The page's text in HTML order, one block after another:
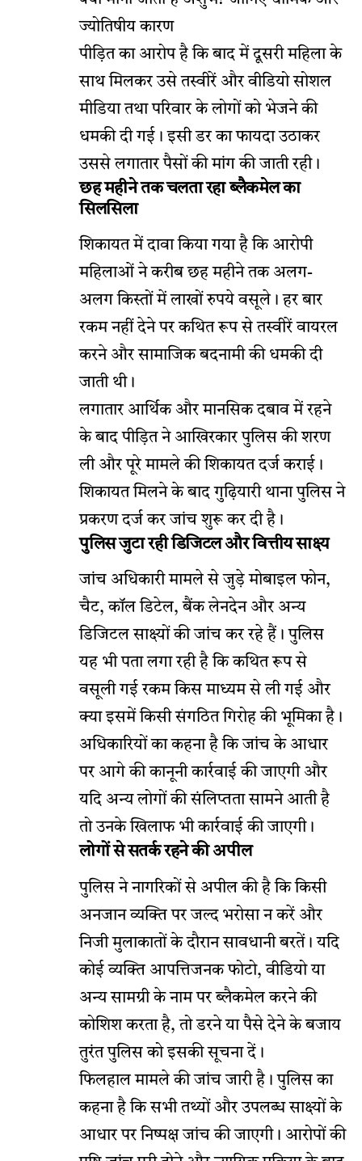
ज्योतिषीय कारण
पीड़ित का आरोप है कि बाद में दूसरी महिला के
साथ मिलकर उसे तस्वीरें और वीडियो सोशल
मीडिया तथा परिवार के लोगों को भेजने की
धमकी दी गई। इसी डर का फायदा उठाकर
उससे लगातार पैसों की मांग की जाती रही।
छह महीने तक चलता रहा ब्लैकमेल का
सिलसिला
शिकायत में दावा किया गया है कि आरोपी
महिलाओं ने करीब छह महीने तक अलग-
अलग किस्तों में लाखों रुपये वसूले। हर बार
रकम नहीं देने पर कथित रूप से तस्वीरें वायरल
करने और सामाजिक बदनामी की धमकी दी
जाती थी।
लगातार आर्थिक और मानसिक दबाव में रहने
के बाद पीड़ित ने आखिरकार पुलिस की शरण
ली और पूरे मामले की शिकायत दर्ज कराई।
शिकायत मिलने के बाद गुढ़ियारी थाना पुलिस ने
प्रकरण दर्ज कर जांच शुरू कर दी है।
पुलिस जुटा रही डिजिटल और वित्तीय साक्ष्य
जांच अधिकारी मामले से जुड़े मोबाइल फोन,
चैट, कॉल डिटेल, बैंक लेनदेन और अन्य
डिजिटल साक्ष्यों की जांच कर रहे हैं। पुलिस
यह भी पता लगा रही है कि कथित रूप से
वसूली गई रकम किस माध्यम से ली गई और
क्या इसमें किसी संगठित गिरोह की भूमिका है।
अधिकारियों का कहना है कि जांच के आधार
पर आगे की कानूनी कार्रवाई की जाएगी और
यदि अन्य लोगों की संलिप्तता सामने आती है
तो उनके खिलाफ भी कार्रवाई की जाएगी।
लोगों से सतर्क रहने की अपील
पुलिस ने नागरिकों से अपील की है कि किसी
अनजान व्यक्ति पर जल्द भरोसा न करें और
निजी मुलाकातों के दौरान सावधानी बरतें। यदि
कोई व्यक्ति आपत्तिजनक फोटो, वीडियो या
अन्य सामग्री के नाम पर ब्लैकमेल करने की
कोशिश करता है, तो डरने या पैसे देने के बजाय
तुरंत पुलिस को इसकी सूचना दें।
फिलहाल मामले की जांच जारी है। पुलिस का
कहना है कि सभी तथ्यों और उपलब्ध साक्ष्यों के
आधार पर निष्पक्ष जांच की जाएगी। आरोपों की